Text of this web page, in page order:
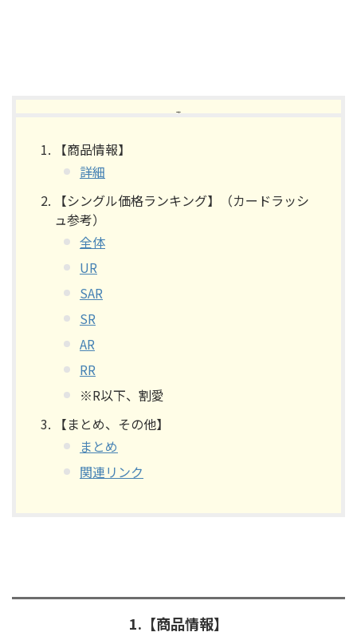
【商品情報】
詳細
【シングル価格ランキング】（カードラッシ
ュ参考）
全体
UR
SAR
SR
AR
RR
※R以下、割愛
【まとめ、その他】
まとめ
関連リンク
1.【商品情報】